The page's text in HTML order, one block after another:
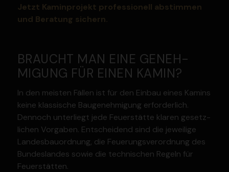
Jetzt Kamin­projekt profes­sionell abstimmen
und Beratung sichern.
BRAUCHT MAN EINE GENEH­
MIGUNG FÜR EINEN KAMIN?
In den meisten Fällen ist für den Einbau eines Kamins
keine klassische Bauge­neh­migung erfor­derlich.
Dennoch unter­liegt jede Feuer­stätte klaren gesetz­
lichen Vorgaben. Entscheidend sind die jeweilige
Landes­bau­ordnung, die Feuerungs­ver­ordnung des
Bundes­landes sowie die techni­schen Regeln für
Feuer­stätten.